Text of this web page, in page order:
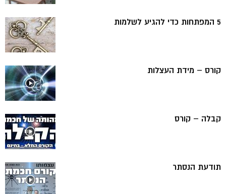
5 המפתחות כדי להגיע לשלמות
קורס – מידת העצלות
קבלה – קורס
תודעת הנסתר